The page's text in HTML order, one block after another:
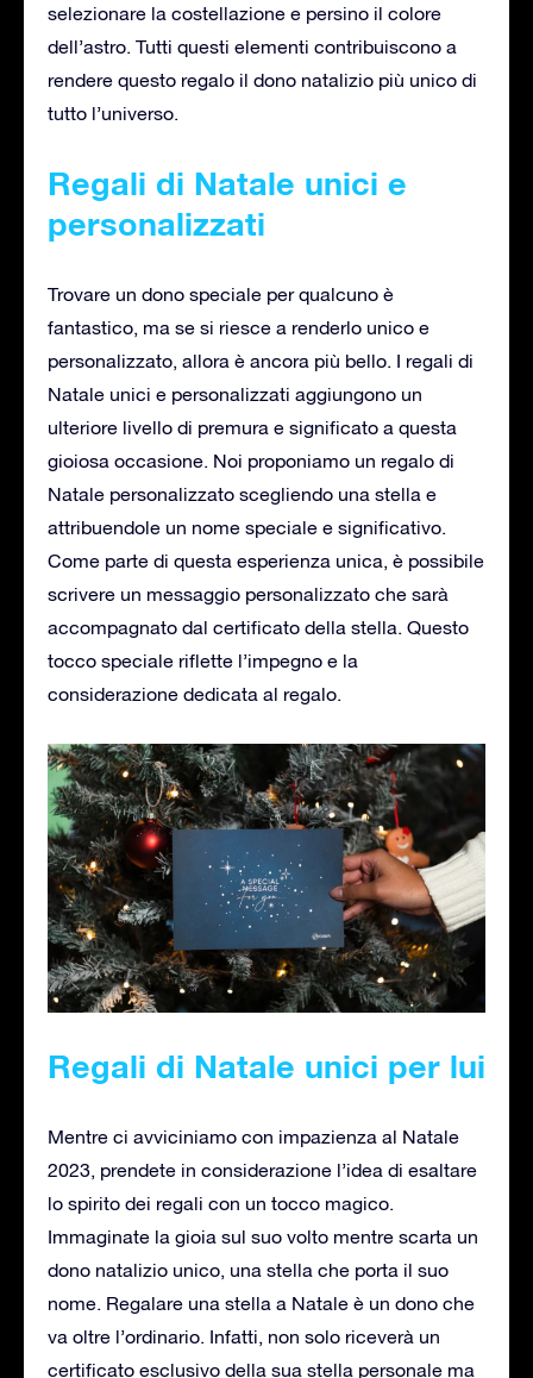
selezionare la costellazione e persino il colore
dell’astro. Tutti questi elementi contribuiscono a
rendere questo regalo il dono natalizio più unico di
tutto l’universo.
Regali di Natale unici e
personalizzati
Trovare un dono speciale per qualcuno è
fantastico, ma se si riesce a renderlo unico e
personalizzato, allora è ancora più bello. I regali di
Natale unici e personalizzati aggiungono un
ulteriore livello di premura e significato a questa
gioiosa occasione. Noi proponiamo un regalo di
Natale personalizzato scegliendo una stella e
attribuendole un nome speciale e significativo.
Come parte di questa esperienza unica, è possibile
scrivere un messaggio personalizzato che sarà
accompagnato dal certificato della stella. Questo
tocco speciale riflette l’impegno e la
considerazione dedicata al regalo.
Regali di Natale unici per lui
Mentre ci avviciniamo con impazienza al Natale
2023, prendete in considerazione l’idea di esaltare
lo spirito dei regali con un tocco magico.
Immaginate la gioia sul suo volto mentre scarta un
dono natalizio unico, una stella che porta il suo
nome. Regalare una stella a Natale è un dono che
va oltre l’ordinario. Infatti, non solo riceverà un
certificato esclusivo della sua stella personale ma